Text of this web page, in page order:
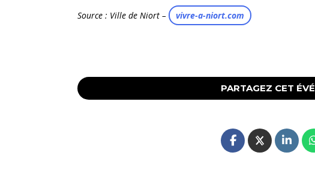
Source : Ville de Niort – vivre-a-niort.com
PARTAGEZ CET